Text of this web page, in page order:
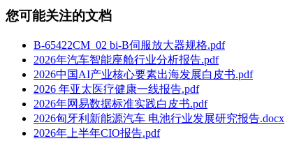
您可能关注的文档
B-65422CM_02 bi-B伺服放大器规格.pdf
2026年汽车智能座舱行业分析报告.pdf
2026中国AI产业核心要素出海发展白皮书.pdf
2026 年亚太医疗健康一线报告.pdf
2026年网易数据标准实践白皮书.pdf
2026匈牙利新能源汽车 电池行业发展研究报告.docx
2026年上半年CIO报告.pdf